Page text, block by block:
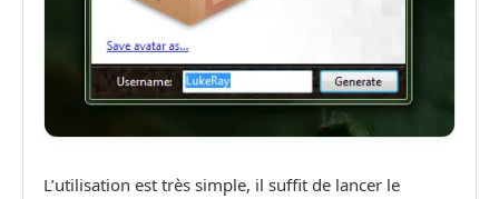
L’utilisation est très simple, il suffit de lancer le